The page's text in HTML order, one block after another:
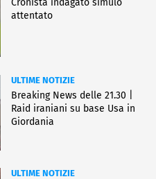
attentato
ULTIME NOTIZIE
Breaking News delle 21.30 |
Raid iraniani su base Usa in
Giordania
ULTIME NOTIZIE